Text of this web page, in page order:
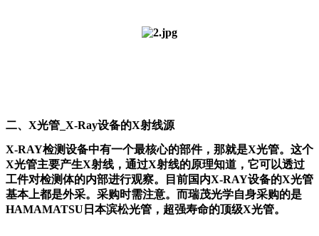
二、X光管_X-Ray设备的X射线源
X-RAY检测设备中有一个最核心的部件，那就是X光管。这个
X光管主要产生X射线，通过X射线的原理知道，它可以透过
工件对检测体的内部进行观察。目前国内X-RAY设备的X光管
基本上都是外采。采购时需注意。而瑞茂光学自身采购的是
HAMAMATSU日本滨松光管，超强寿命的顶级X光管。